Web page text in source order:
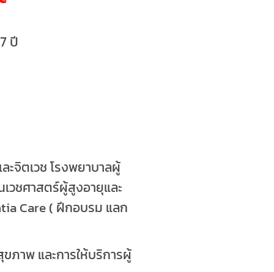
ปี
ะจิตเวช โรงพยาบาลผู้
วชศาสตร์ผู้สูงอายุและ
Care ( ฝึกอบรม แลก
ภาพ และการให้บริการผู้